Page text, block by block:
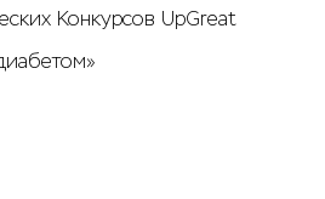
Конкурсов UpGreat